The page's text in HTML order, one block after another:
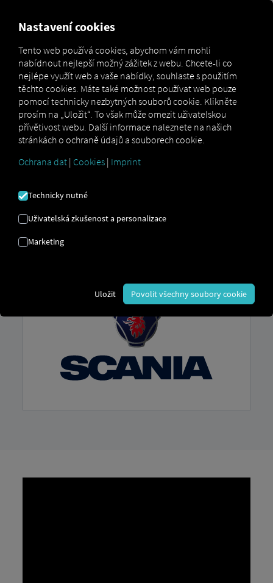
Marketplace Connectors Scania Connect How to
SCANIA
NÁSTUPNÍ
PROCES
Podrobné pokyny k vybavení vašich
vozidel RIO připojit se.
Nastavení cookies
Tento web používá cookies, abychom vám mohli
nabídnout nejlepší možný zážitek z webu. Chcete-li co
nejlépe využít web a vaše nabídky, souhlaste s použitím
těchto cookies. Máte také možnost používat web pouze
pomocí technicky nezbytných souborů cookie. Klikněte
prosím na „Uložit“. To však může omezit uživatelskou
přívětivost webu. Další informace naleznete na našich
stránkách o ochraně údajů a souborech cookie.
Ochrana dat | Cookies | Imprint
Technicky nutné
Uživatelská zkušenost a personalizace
Marketing
Uložit Povolit všechny soubory cookie